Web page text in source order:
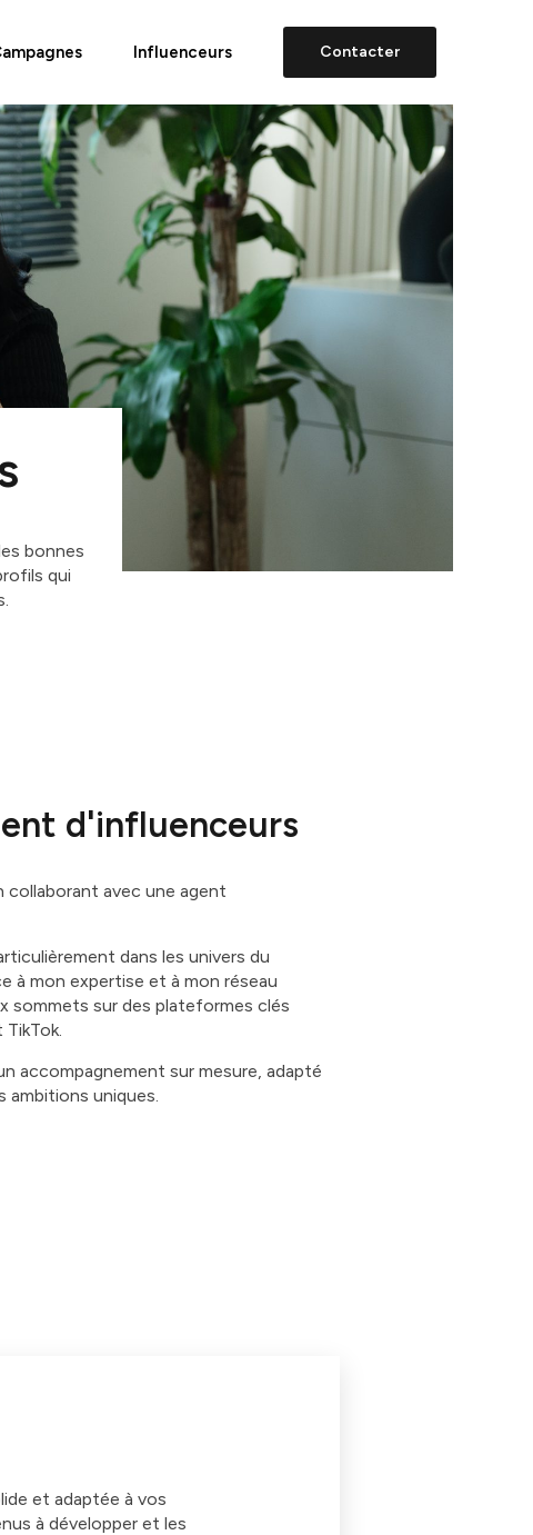
Influenceurs Contacter
bonnes
qui
d'influenceurs
collaborant avec une agent
dans les univers du
à mon expertise et à mon réseau
sommets sur des plateformes clés
accompagnement sur mesure, adapté
uniques.
et adaptée à vos
à développer et les